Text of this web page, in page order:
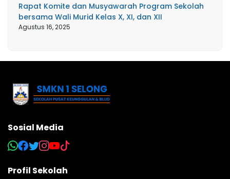
Rapat Komite dan Musyawarah Program Sekolah
bersama Wali Murid Kelas X, XI, dan XII
Agustus 16, 2025
Sosial Media
Profil Sekolah